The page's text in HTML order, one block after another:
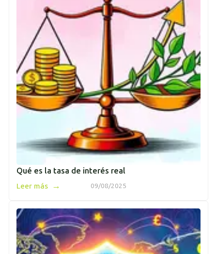
Qué es la tasa de interés real
09/08/2025
Leer más →